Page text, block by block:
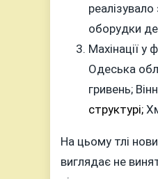
оборудки
Махінації у
Одеська
гривень;
структурі;
На цьому тлі
виглядає не